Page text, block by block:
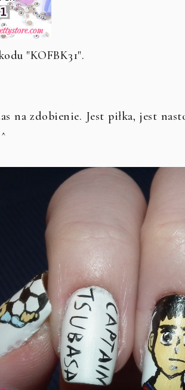
"KOFBK31".
na zdobienie. Jest piłka, jest